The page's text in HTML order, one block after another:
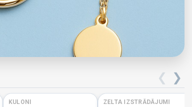
❮ ❯
KULONI ZELTA IZSTRĀDĀJUMI